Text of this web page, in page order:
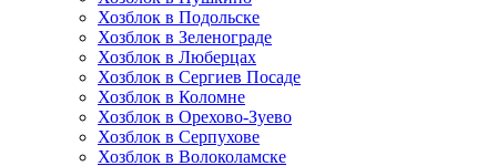
Хозблок в Подольске
Хозблок в Зеленограде
Хозблок в Люберцах
Хозблок в Сергиев Посаде
Хозблок в Коломне
Хозблок в Орехово-Зуево
Хозблок в Серпухове
Хозблок в Волоколамске